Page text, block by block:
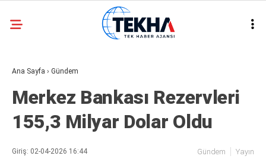
30.7
ASAYIŞ
GÜNDEM
Ana Sayfa › Gündem
Merkez Bankası Rezervleri
155,3 Milyar Dolar Oldu
Giriş: 02-04-2026 16:44 Gündem Yayın